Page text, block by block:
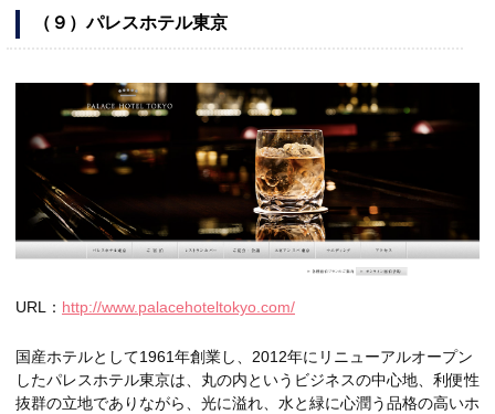
（９）パレスホテル東京
URL： http://www.palacehoteltokyo.com/
国産ホテルとして1961年創業し、2012年にリニューアルオープン
したパレスホテル東京は、丸の内というビジネスの中心地、利便性
抜群の立地でありながら、光に溢れ、水と緑に心潤う品格の高いホ